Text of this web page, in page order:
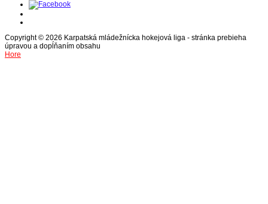
Copyright © 2026 Karpatská mládežnícka hokejová liga - stránka prebieha
úpravou a dopĺňaním obsahu
Hore